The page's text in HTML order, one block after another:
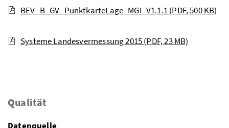
BEV_B_GV_PunktkarteLage_MGI_V1.1.1(PDF, 500 KB)
Systeme Landesvermessung 2015(PDF, 23 MB)
Qualität
Datenquelle